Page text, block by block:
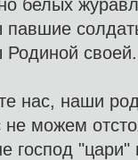
белых
павшие
Родиной своей.
нас, наши
можем
господ "цари"